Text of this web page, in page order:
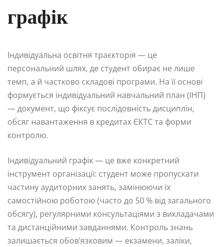
графік
Індивідуальна освітня траєкторія — це
персональний шлях, де студент обирає не лише
темп, а й частково складові програми. На її основі
формується індивідуальний навчальний план (ІНП)
— документ, що фіксує послідовність дисциплін,
обсяг навантаження в кредитах ЄКТС та форми
контролю.
Індивідуальний графік — це вже конкретний
інструмент організації: студент може пропускати
частину аудиторних занять, замінюючи їх
самостійною роботою (часто до 50 % від загального
обсягу), регулярними консультаціями з викладачами
та дистанційними завданнями. Контроль знань
залишається обов’язковим — екзамени, заліки,